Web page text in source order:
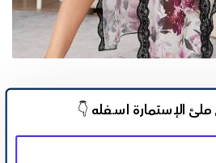
الإستمارة اســـفله 👇